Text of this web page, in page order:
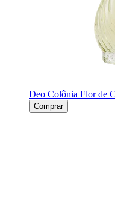
Deo Colônia Flor de
Comprar